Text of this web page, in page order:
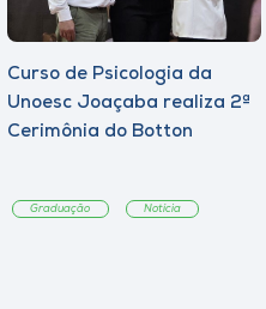
Curso de Psicologia da
Unoesc Joaçaba realiza 2ª
Cerimônia do Botton
Graduação Notícia